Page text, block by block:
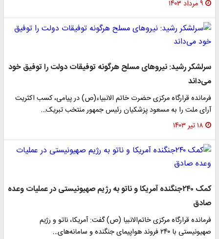
۹ مرداد ۱۴۰۳
سرلشکر رشید: نیروهای مسلح هرگونه توفیقات دولت را توفیق خود
می‌داند
فرمانده قرارگاه مرکزی حضرت خاتم الانبیاء(ص) در پیامی، کسب اکثریت
آرای ملت را به مسعود پزشکیان رئیس جمهور منتخب تبریک…
۱۸ تیر ۱۴۰۳
کمک ۲۴۰جنگنده آمریکا و ناتو به رژیم صهیونیستی در عملیات وعده
صادق
فرمانده قرارگاه مرکزی خاتم‌الانبیا (ص) گفت: آمریکا، ناتو و رژیم
صهیونیستی با ۲۴۰ فروند هواپیمای جنگنده و سامانه‌های…